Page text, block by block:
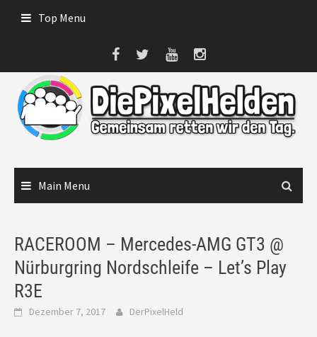
Top Menu
Main Menu
RACEROOM – Mercedes-AMG GT3 @
Nürburgring Nordschleife – Let’s Play
R3E
Dezember 7, 2017 DerPixelHeld